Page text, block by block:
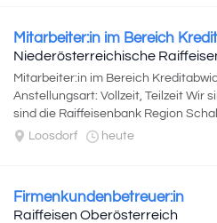
Mitarbeiter:in im Bereich
Niederösterreichische
Mitarbeiter:in im Bereich
Anstellungsart: Vollzeit, Teilzeit Wir
sind die Raiffeisenbank Region
Loosdorf
heute
Firmenkundenbetreuer:in
Raiffeisen Oberösterreich